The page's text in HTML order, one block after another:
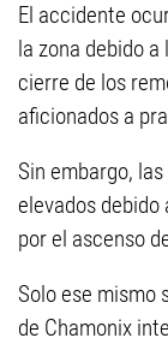
El accidente
la zona debido
cierre de los
aficionados a
Sin embargo,
elevados debido
por el ascenso
Solo ese mismo
de Chamonix